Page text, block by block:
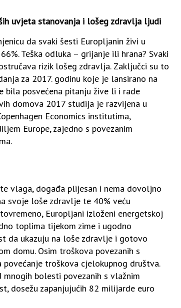
uvjeta stanovanja i lošeg zdravlja ljudi
da svaki šesti Europljanin živi u
Teška odluka – grijanje ili hrana? Svaki
rizik lošeg zdravlja. Zaključci su to
za 2017. godinu koje je lansirano na
bila posvećena pitanju žive li i rade
domova 2017 studija je razvijena u
Economics institutima,
Europe, zajedno s povezanim
vlaga, događa plijesan i nema dovoljno
svoje loše zdravlje te 40% veću
Europljani izloženi energetskoj
toplima tijekom zime i ugodno
da ukazuju na loše zdravlje i gotovo
domu. Osim troškova povezanih s
troškova cjelokupnog društva.
bolesti povezanih s vlažnim
dosežu zapanjujućih 82 milijarde euro